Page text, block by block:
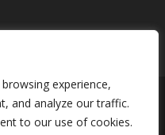
experience,
and analyze our traffic.
to our use of cookies.
és Rajztanfolyamok